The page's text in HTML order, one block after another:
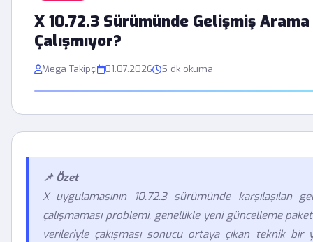
X 10.72.3 Sürümünde Gelişmiş
Çalışmıyor?
Mega Takipçi 01.07.2026 5 dk okuma
📌 Özet
X uygulamasının 10.72.3 sürümünde karşılaşılan
çalışmaması problemi, genellikle yeni güncelleme
verileriyle çakışması sonucu ortaya çıkan teknik bir